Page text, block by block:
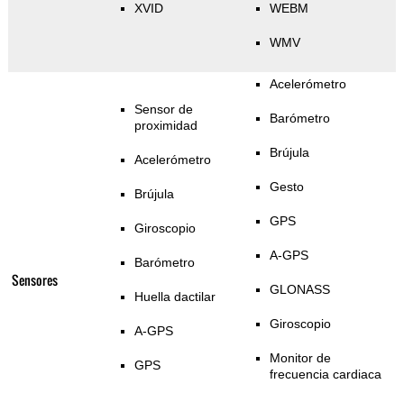
XVID WEBM
WMV
Sensores
Sensor de
proximidad
Acelerómetro
Brújula
Giroscopio
Barómetro
Huella dactilar
A-GPS
GPS
Acelerómetro
Barómetro
Brújula
Gesto
GPS
A-GPS
GLONASS
Giroscopio
Monitor de
frecuencia cardiaca